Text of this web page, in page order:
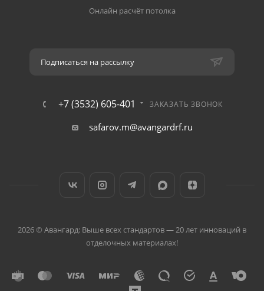
Онлайн расчёт потолка
Подписаться на рассылку
+7 (3532) 605-401 ЗАКАЗАТЬ ЗВОНОК
safarov.m@avangardrf.ru
2026 © Авангард: Выше всех стандартов — 20 лет инноваций в
отделочных материалах!